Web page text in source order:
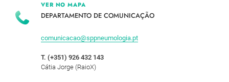
VER NO MAPA
DEPARTAMENTO DE COMUNICAÇÃO
comunicacao@sppneumologia.pt
T. (+351) 926 432 143
Cátia Jorge (RaioX)